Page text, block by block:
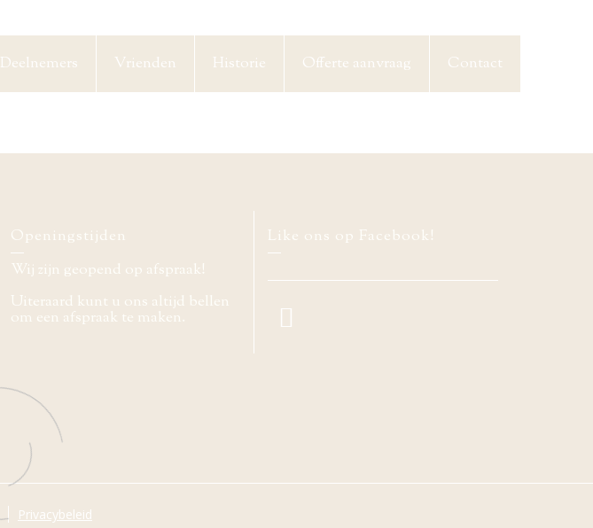
Deelnemers Vrienden Historie Offerte aanvraag Contact
Openingstijden
Wij zijn geopend op afspraak!
Uiteraard kunt u ons altijd bellen
om een afspraak te maken.
Like ons op Facebook!
Privacybeleid